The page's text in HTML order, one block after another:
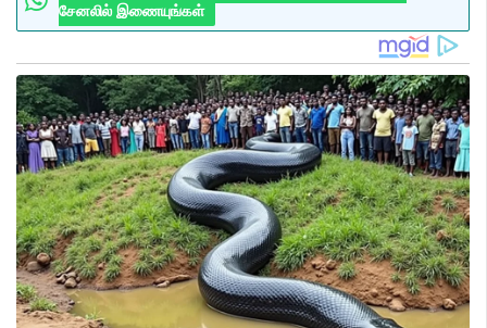
சேனலில் இணையுங்கள்